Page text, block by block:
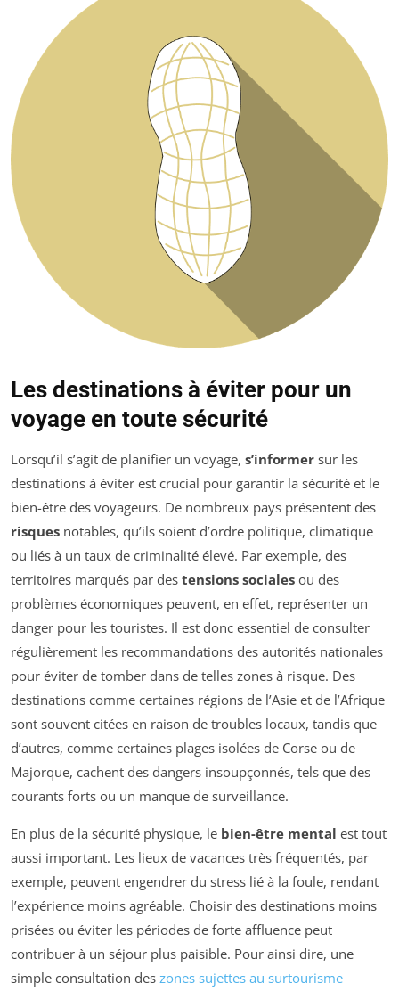
Les destinations à éviter pour un
voyage en toute sécurité
Lorsqu’il s’agit de planifier un voyage, s’informer sur les
destinations à éviter est crucial pour garantir la sécurité et le
bien-être des voyageurs. De nombreux pays présentent des
risques notables, qu’ils soient d’ordre politique, climatique
ou liés à un taux de criminalité élevé. Par exemple, des
territoires marqués par des tensions sociales ou des
problèmes économiques peuvent, en effet, représenter un
danger pour les touristes. Il est donc essentiel de consulter
régulièrement les recommandations des autorités nationales
pour éviter de tomber dans de telles zones à risque. Des
destinations comme certaines régions de l’Asie et de l’Afrique
sont souvent citées en raison de troubles locaux, tandis que
d’autres, comme certaines plages isolées de Corse ou de
Majorque, cachent des dangers insoupçonnés, tels que des
courants forts ou un manque de surveillance.
En plus de la sécurité physique, le bien-être mental est tout
aussi important. Les lieux de vacances très fréquentés, par
exemple, peuvent engendrer du stress lié à la foule, rendant
l’expérience moins agréable. Choisir des destinations moins
prisées ou éviter les périodes de forte affluence peut
contribuer à un séjour plus paisible. Pour ainsi dire, une
simple consultation des zones sujettes au surtourisme